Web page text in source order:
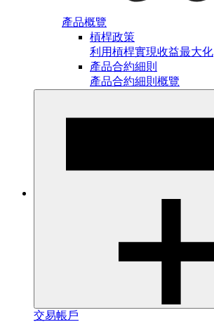
產品概覽
槓桿政策
利用槓桿實現收益最大化
產品合約細則
產品合約細則概覽
交易帳戶